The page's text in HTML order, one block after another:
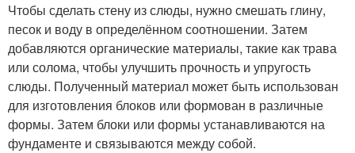
Чтобы сделать стену из слюды, нужно смешать глину,
песок и воду в определённом соотношении. Затем
добавляются органические материалы, такие как трава
или солома, чтобы улучшить прочность и упругость
слюды. Полученный материал может быть использован
для изготовления блоков или формован в различные
формы. Затем блоки или формы устанавливаются на
фундаменте и связываются между собой.